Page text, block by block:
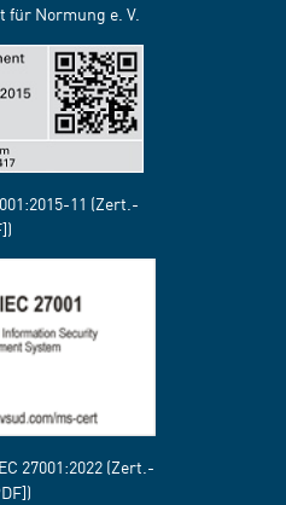
für Normung e. V.
11 (Zert.-
27001:2022 (Zert.-